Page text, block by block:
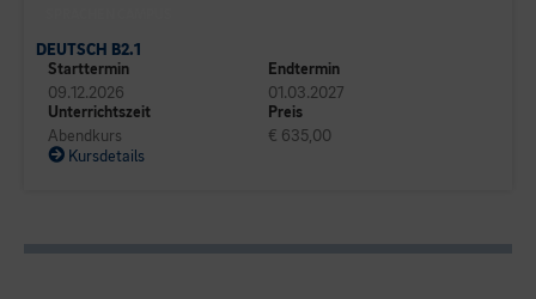
DEUTSCH B2.1
Starttermin
09.12.2026
Endtermin
01.03.2027
Unterrichtszeit
Abendkurs
Preis
€ 635,00
Kursdetails